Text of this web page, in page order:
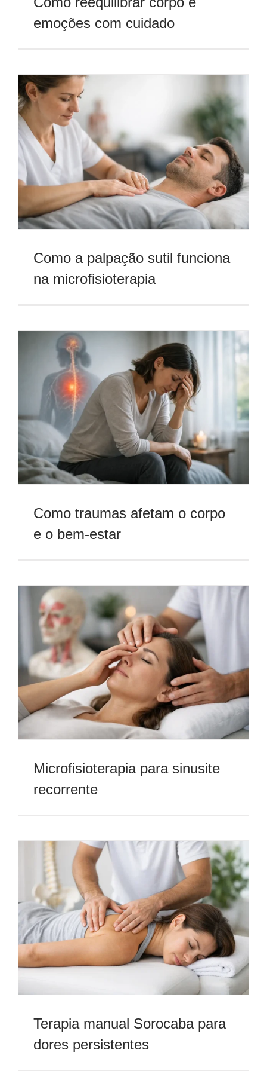
emoções com cuidado
Como a palpação sutil funciona
na microfisioterapia
Como traumas afetam o corpo
e o bem-estar
Microfisioterapia para sinusite
recorrente
Terapia manual Sorocaba para
dores persistentes